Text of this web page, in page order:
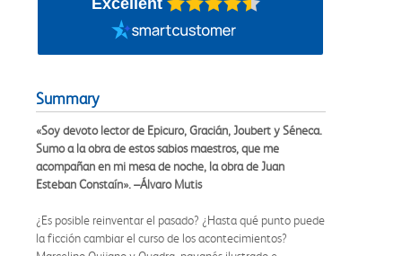
Summary
«Soy devoto lector de Epicuro, Gracián, Joubert y Séneca.
Sumo a la obra de estos sabios maestros, que me
acompañan en mi mesa de noche, la obra de Juan
Esteban Constaín». –Álvaro Mutis
¿Es posible reinventar el pasado? ¿Hasta qué punto puede
la ficción cambiar el curso de los acontecimientos?